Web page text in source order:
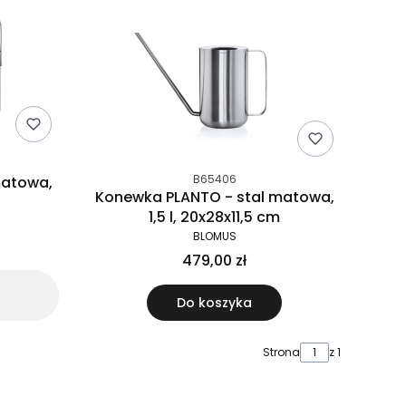
B65406
Konewka PLANTO - stal matowa,
1,5 l, 20x28x11,5 cm
BLOMUS
479,00 zł
Do koszyka
Strona z 1